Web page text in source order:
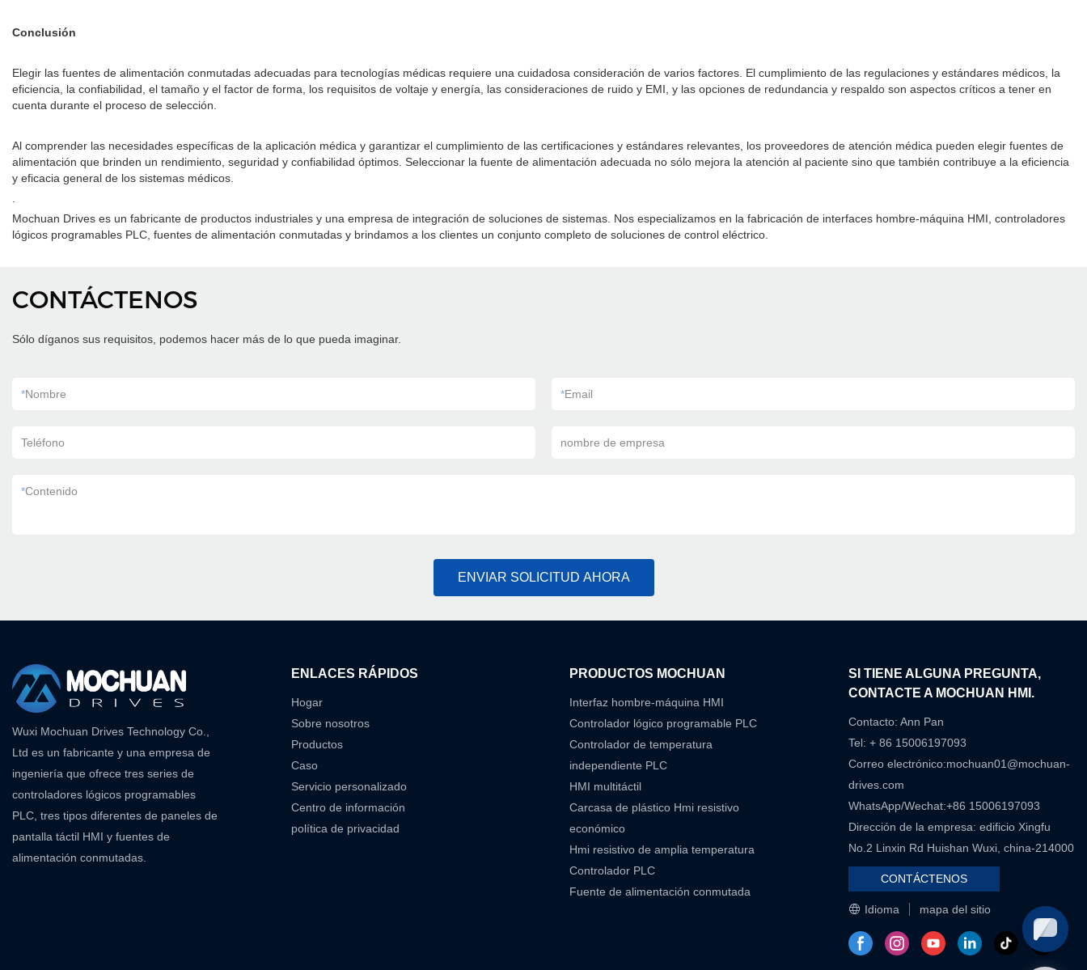
Conclusión
Elegir las fuentes de alimentación conmutadas adecuadas para tecnologías médicas requiere una cuidadosa consideración de varios factores. El cumplimiento de las regulaciones y estándares médicos, la
eficiencia, la confiabilidad, el tamaño y el factor de forma, los requisitos de voltaje y energía, las consideraciones de ruido y EMI, y las opciones de redundancia y respaldo son aspectos críticos a tener en
cuenta durante el proceso de selección.
Al comprender las necesidades específicas de la aplicación médica y garantizar el cumplimiento de las certificaciones y estándares relevantes, los proveedores de atención médica pueden elegir fuentes de
alimentación que brinden un rendimiento, seguridad y confiabilidad óptimos. Seleccionar la fuente de alimentación adecuada no sólo mejora la atención al paciente sino que también contribuye a la eficiencia
y eficacia general de los sistemas médicos.
.
Mochuan Drives es un fabricante de productos industriales y una empresa de integración de soluciones de sistemas. Nos especializamos en la fabricación de interfaces hombre-máquina HMI, controladores
lógicos programables PLC, fuentes de alimentación conmutadas y brindamos a los clientes un conjunto completo de soluciones de control eléctrico.
CONTÁCTENOS
Sólo díganos sus requisitos, podemos hacer más de lo que pueda imaginar.
*Nombre *Email
Teléfono nombre de empresa
*Contenido
ENVIAR SOLICITUD AHORA
Wuxi Mochuan Drives Technology Co.,
Ltd es un fabricante y una empresa de
ingeniería que ofrece tres series de
controladores lógicos programables
PLC, tres tipos diferentes de paneles de
pantalla táctil HMI y fuentes de
alimentación conmutadas.
ENLACES RÁPIDOS
Hogar
Sobre nosotros
Productos
Caso
Servicio personalizado
Centro de información
política de privacidad
PRODUCTOS MOCHUAN
Interfaz hombre-máquina HMI
Controlador lógico programable PLC
Controlador de temperatura
independiente PLC
HMI multitáctil
Carcasa de plástico Hmi resistivo
económico
Hmi resistivo de amplia temperatura
Controlador PLC
Fuente de alimentación conmutada
SI TIENE ALGUNA PREGUNTA,
CONTACTE A MOCHUAN HMI.
Contacto: Ann Pan
Tel: + 86 15006197093
Correo electrónico:mochuan01@mochuan-
drives.com
WhatsApp/Wechat:+86 15006197093
Dirección de la empresa: edificio Xingfu
No.2 Linxin Rd Huishan Wuxi, china-214000
CONTÁCTENOS
Idioma mapa del sitio